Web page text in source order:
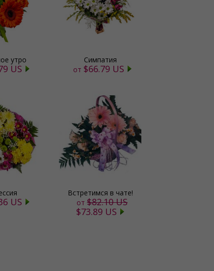
утро
US
Симпатия
от $66.79 US
US
Встретимся в чате!
от $82.10 US
$73.89 US